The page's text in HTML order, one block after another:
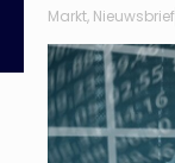
Markt, Nieuwsbrief